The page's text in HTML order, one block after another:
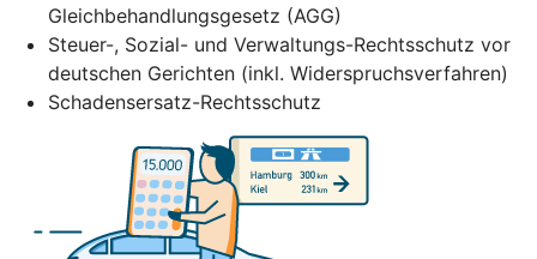
Gleichbehandlungsgesetz (AGG)
Steuer-, Sozial- und Verwaltungs-Rechtsschutz vor
deutschen Gerichten (inkl. Widerspruchsverfahren)
Schadensersatz-Rechtsschutz